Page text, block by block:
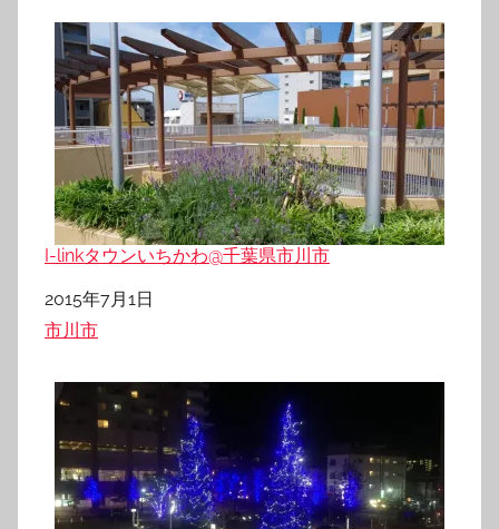
I-linkタウンいちかわ@千葉県市川市
日付
2015年7月1日
関連理由
市川市